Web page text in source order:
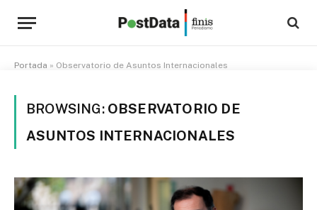
Portada » Observatorio de Asuntos Internacionales
BROWSING: OBSERVATORIO DE
ASUNTOS INTERNACIONALES